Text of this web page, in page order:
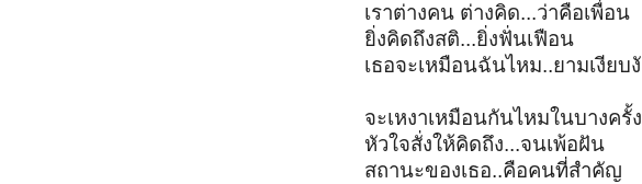
เราต่างคน ต่างคิด...ว่าคือเพื่อน
ยิ่งคิดถึงสติ...ยิ่งฟั่นเฟือน
เธอจะเหมือนฉันไหม..ยามเงียบ
จะเหงาเหมือนกันไหมในบางครั้ง
หัวใจสั่งให้คิดถึง...จนเพ้อฝัน
สถานะของเธอ..คือคนที่สำคัญ